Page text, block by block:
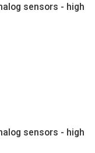
sensors - high
sensors - high